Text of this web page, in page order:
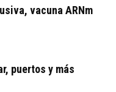
vacuna ARNm
puertos y más